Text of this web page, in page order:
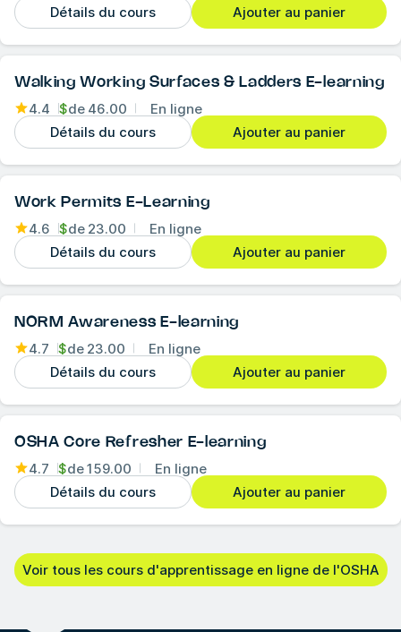
Détails du cours Ajouter au panier
Walking Working Surfaces & Ladders E-learning
4.4 $de 46.00
En ligne
Détails du cours
Ajouter au panier
Work Permits E-Learning
4.6 $de 23.00
En ligne
Détails du cours
Ajouter au panier
NORM Awareness E-learning
4.7 $de 23.00
En ligne
Détails du cours
Ajouter au panier
OSHA Core Refresher E-learning
4.7 $de159.00
En ligne
Détails du cours
Ajouter au panier
Voir tous les cours d'apprentissage en ligne de l'OSHA